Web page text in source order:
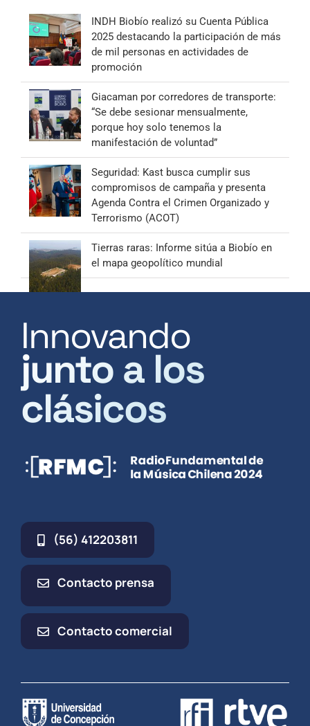
INDH Biobío realizó su Cuenta Pública
2025 destacando la participación de más
de mil personas en actividades de
promoción
Giacaman por corredores de transporte:
“Se debe sesionar mensualmente,
porque hoy solo tenemos la
manifestación de voluntad”
Seguridad: Kast busca cumplir sus
compromisos de campaña y presenta
Agenda Contra el Crimen Organizado y
Terrorismo (ACOT)
Tierras raras: Informe sitúa a Biobío en
el mapa geopolítico mundial
Innovando
junto a los
clásicos
(56) 412203811
Contacto prensa
Contacto comercial